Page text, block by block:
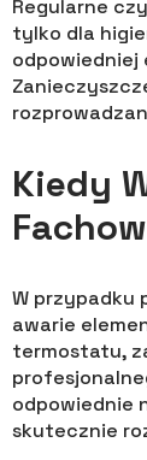
Regularne
tylko dla
Kiedy
W przypadku
awarie
termostatu,
odpowiednie
skutecznie